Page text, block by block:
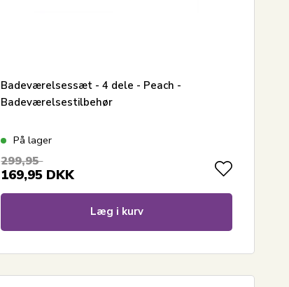
Badeværelsessæt - 4 dele - Peach -
Badeværelsestilbehør
På lager
299,95
169,95 DKK
Læg i kurv